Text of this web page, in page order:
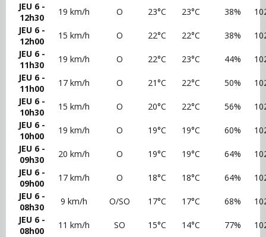
JEU 6 -
12h30
19 km/h O 23°C 23°C 38%
JEU 6 -
12h00
15 km/h O 22°C 22°C 38%
JEU 6 -
11h30
19 km/h O 22°C 23°C 44%
JEU 6 -
11h00
17 km/h O 21°C 22°C 50%
JEU 6 -
10h30
15 km/h O 20°C 22°C 56%
JEU 6 -
10h00
19 km/h O 19°C 19°C 60%
JEU 6 -
09h30
20 km/h O 19°C 19°C 64%
JEU 6 -
09h00
17 km/h O 18°C 18°C 64%
JEU 6 -
08h30
9 km/h O/SO 17°C 17°C 68%
JEU 6 -
08h00
11 km/h SO 15°C 14°C 77%